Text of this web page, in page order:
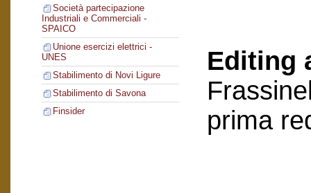
Società partecipazione
Industriali e Commerciali -
SPAICO
Unione esercizi elettrici -
UNES
Stabilimento di Novi Ligure
Stabilimento di Savona
Finsider
Editing
prima